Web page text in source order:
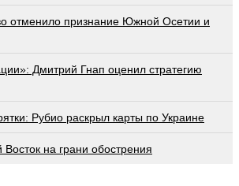
отменило признание Южной Осетии и
Дмитрий Гнап оценил стратегию
Рубио раскрыл карты по Украине
на грани обострения